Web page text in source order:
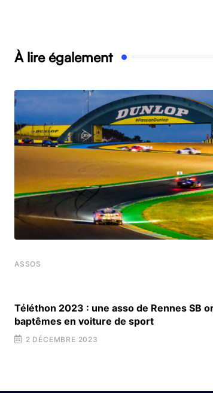
À lire également
ASSOS
Téléthon 2023 : une asso de Rennes SB
baptêmes en voiture de sport
2 DÉCEMBRE 2023